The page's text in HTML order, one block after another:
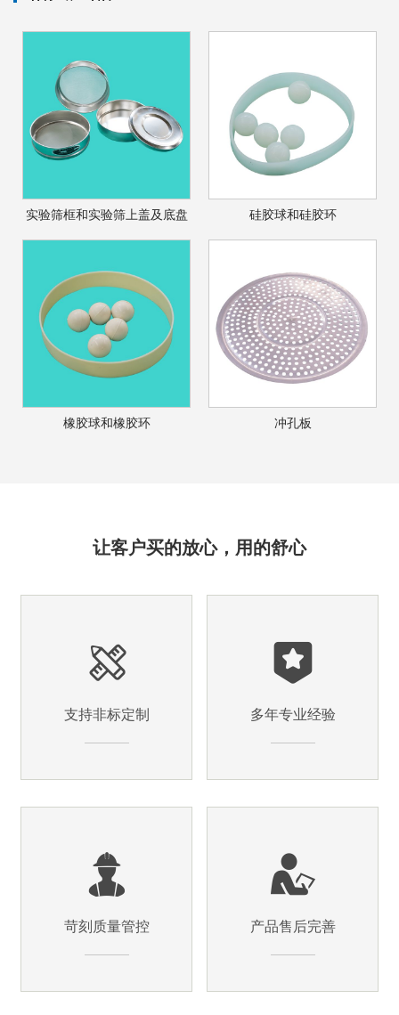
实验筛框和实验筛上盖及底盘 硅胶球和硅胶环
橡胶球和橡胶环 冲孔板
让客户买的放心，用的舒心
支持非标定制 多年专业经验
苛刻质量管控 产品售后完善